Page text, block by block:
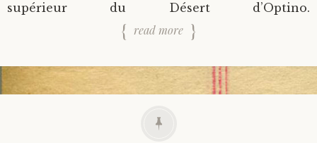
supérieur du Désert d’Optino.
read more